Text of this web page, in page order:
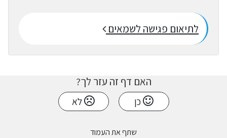
לתיאום פגישה לשמאים
האם דף זה עזר לך?
כן לא
שתף את העמוד